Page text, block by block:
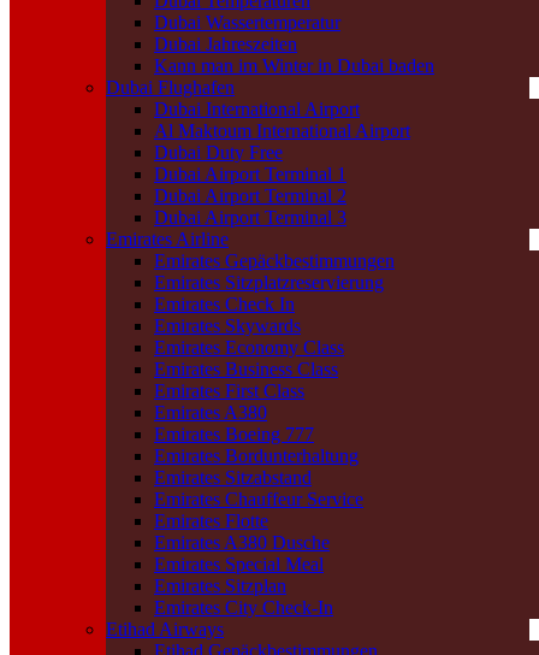
Dubai Wassertemperatur
Dubai Jahreszeiten
Kann man im Winter in Dubai baden
Dubai Flughafen
Dubai International Airport
Al Maktoum International Airport
Dubai Duty Free
Dubai Airport Terminal 1
Dubai Airport Terminal 2
Dubai Airport Terminal 3
Emirates Airline
Emirates Gepäckbestimmungen
Emirates Sitzplatzreservierung
Emirates Check In
Emirates Skywards
Emirates Economy Class
Emirates Business Class
Emirates First Class
Emirates A380
Emirates Boeing 777
Emirates Bordunterhaltung
Emirates Sitzabstand
Emirates Chauffeur Service
Emirates Flotte
Emirates A380 Dusche
Emirates Special Meal
Emirates Sitzplan
Emirates City Check-In
Etihad Airways
Etihad Gepäckbestimmungen